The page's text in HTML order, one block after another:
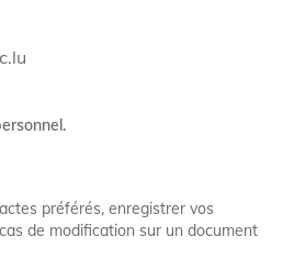
préférés, enregistrer vos
de modification sur un document